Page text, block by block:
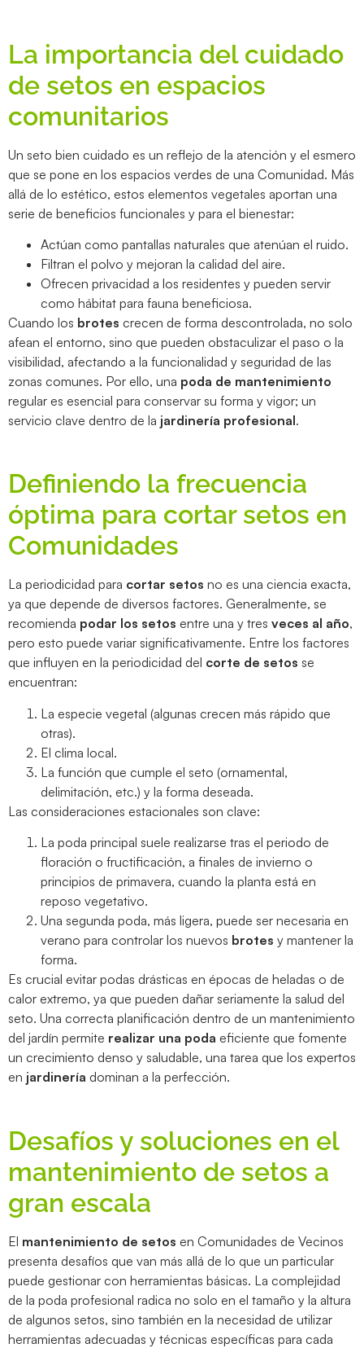
La importancia del cuidado
de setos en espacios
comunitarios
Un seto bien cuidado es un reflejo de la atención y el esmero
que se pone en los espacios verdes de una Comunidad. Más
allá de lo estético, estos elementos vegetales aportan una
serie de beneficios funcionales y para el bienestar:
Actúan como pantallas naturales que atenúan el ruido.
Filtran el polvo y mejoran la calidad del aire.
Ofrecen privacidad a los residentes y pueden servir
como hábitat para fauna beneficiosa.
Cuando los brotes crecen de forma descontrolada, no solo
afean el entorno, sino que pueden obstaculizar el paso o la
visibilidad, afectando a la funcionalidad y seguridad de las
zonas comunes. Por ello, una poda de mantenimiento
regular es esencial para conservar su forma y vigor; un
servicio clave dentro de la jardinería profesional.
Definiendo la frecuencia
óptima para cortar setos en
Comunidades
La periodicidad para cortar setos no es una ciencia exacta,
ya que depende de diversos factores. Generalmente, se
recomienda podar los setos entre una y tres veces al año,
pero esto puede variar significativamente. Entre los factores
que influyen en la periodicidad del corte de setos se
encuentran:
La especie vegetal (algunas crecen más rápido que
otras).
El clima local.
La función que cumple el seto (ornamental,
delimitación, etc.) y la forma deseada.
Las consideraciones estacionales son clave:
La poda principal suele realizarse tras el periodo de
floración o fructificación, a finales de invierno o
principios de primavera, cuando la planta está en
reposo vegetativo.
Una segunda poda, más ligera, puede ser necesaria en
verano para controlar los nuevos brotes y mantener la
forma.
Es crucial evitar podas drásticas en épocas de heladas o de
calor extremo, ya que pueden dañar seriamente la salud del
seto. Una correcta planificación dentro de un mantenimiento
del jardín permite realizar una poda eficiente que fomente
un crecimiento denso y saludable, una tarea que los expertos
en jardinería dominan a la perfección.
Desafíos y soluciones en el
mantenimiento de setos a
gran escala
El mantenimiento de setos en Comunidades de Vecinos
presenta desafíos que van más allá de lo que un particular
puede gestionar con herramientas básicas. La complejidad
de la poda profesional radica no solo en el tamaño y la altura
de algunos setos, sino también en la necesidad de utilizar
herramientas adecuadas y técnicas específicas para cada